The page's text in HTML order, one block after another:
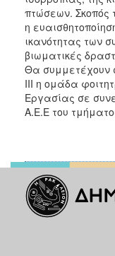
πτώσεων. Σκοπός
η
ικανότητας των
βιωματικές
Θα συμμετέχουν
ΙΙΙ η ομάδα
Εργασίας σε
A.E.E του